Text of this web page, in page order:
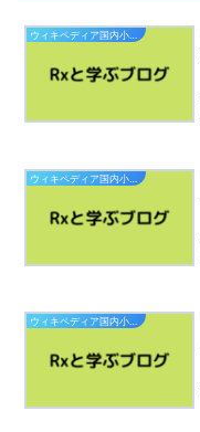
ウィキペディア国内小旅行